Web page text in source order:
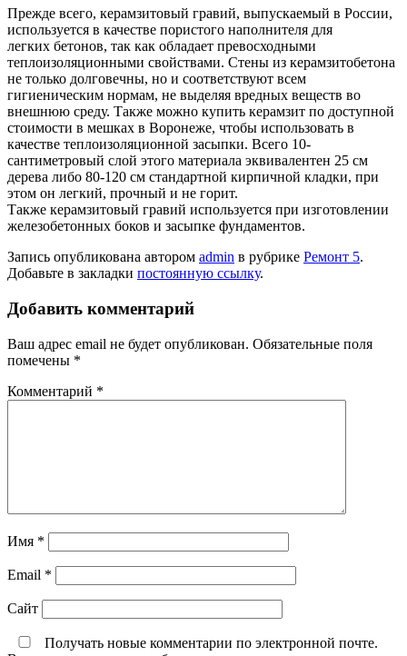
Прежде всего, керамзитовый гравий, выпускаемый в России,
используется в качестве пористого наполнителя для
легких бетонов, так как обладает превосходными
теплоизоляционными свойствами. Стены из керамзитобетона
не только долговечны, но и соответствуют всем
гигиеническим нормам, не выделяя вредных веществ во
внешнюю среду. Также можно купить керамзит по доступной
стоимости в мешках в Воронеже, чтобы использовать в
качестве теплоизоляционной засыпки. Всего 10-
сантиметровый слой этого материала эквивалентен 25 см
дерева либо 80-120 см стандартной кирпичной кладки, при
этом он легкий, прочный и не горит.
Также керамзитовый гравий используется при изготовлении
железобетонных боков и засыпке фундаментов.
Запись опубликована автором admin в рубрике Ремонт 5.
Добавьте в закладки постоянную ссылку.
Добавить комментарий
Ваш адрес email не будет опубликован. Обязательные поля
помечены *
Комментарий *
Имя *
Email *
Сайт
Получать новые комментарии по электронной почте.